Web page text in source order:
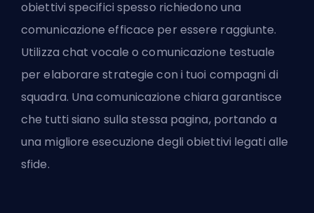
obiettivi specifici spesso richiedono una
comunicazione efficace per essere raggiunte.
Utilizza chat vocale o comunicazione testuale
per elaborare strategie con i tuoi compagni di
squadra. Una comunicazione chiara garantisce
che tutti siano sulla stessa pagina, portando a
una migliore esecuzione degli obiettivi legati alle
sfide.